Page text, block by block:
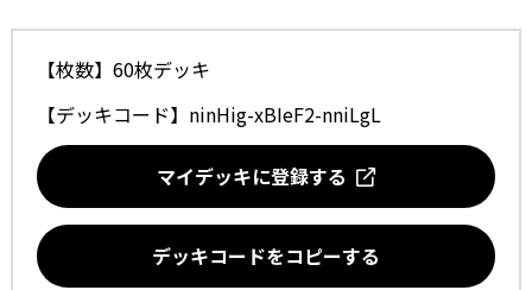
【枚数】60枚デッキ
【デッキコード】 ninHig-xBIeF2-nniLgL
マイデッキに登録する
デッキコードをコピーする